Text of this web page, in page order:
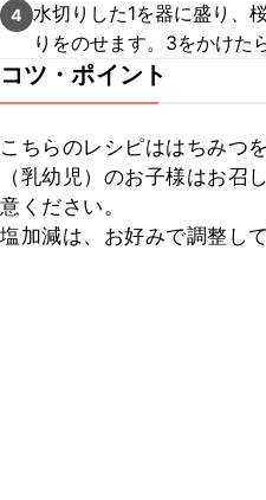
4 水切りした1を器に盛り、
りをのせます。3をかけた
コツ・ポイント
こちらのレシピははちみつ
（乳幼児）のお子様はお召
意ください。
塩加減は、お好みで調整して